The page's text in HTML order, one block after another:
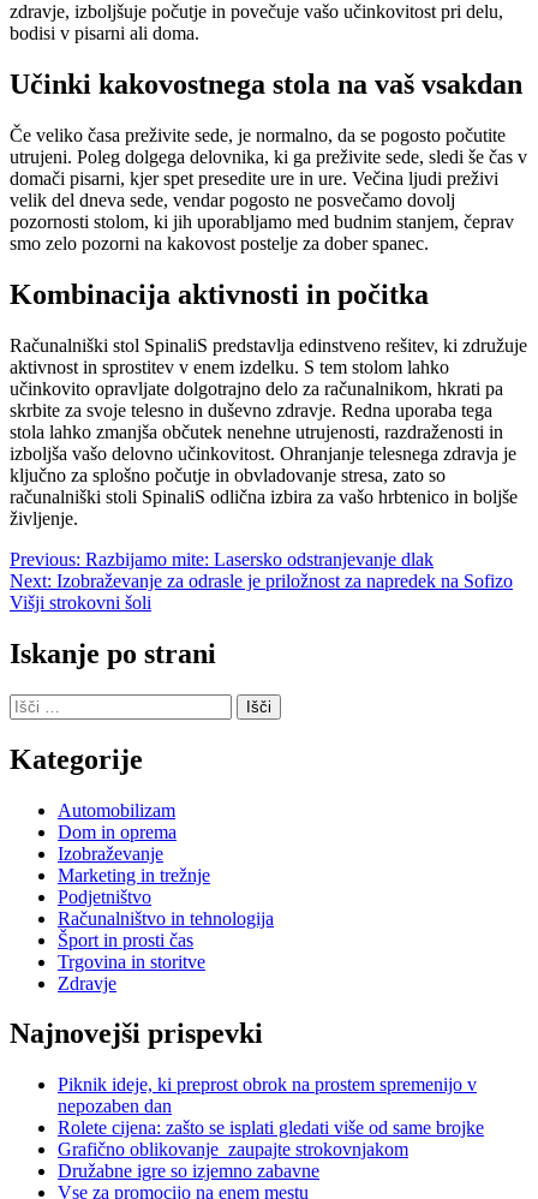
zdravje, izboljšuje počutje in povečuje vašo učinkovitost pri delu,
bodisi v pisarni ali doma.
Učinki kakovostnega stola na vaš vsakdan
Če veliko časa preživite sede, je normalno, da se pogosto počutite
utrujeni. Poleg dolgega delovnika, ki ga preživite sede, sledi še čas v
domači pisarni, kjer spet presedite ure in ure. Večina ljudi preživi
velik del dneva sede, vendar pogosto ne posvečamo dovolj
pozornosti stolom, ki jih uporabljamo med budnim stanjem, čeprav
smo zelo pozorni na kakovost postelje za dober spanec.
Kombinacija aktivnosti in počitka
Računalniški stol SpinaliS predstavlja edinstveno rešitev, ki združuje
aktivnost in sprostitev v enem izdelku. S tem stolom lahko
učinkovito opravljate dolgotrajno delo za računalnikom, hkrati pa
skrbite za svoje telesno in duševno zdravje. Redna uporaba tega
stola lahko zmanjša občutek nenehne utrujenosti, razdraženosti in
izboljša vašo delovno učinkovitost. Ohranjanje telesnega zdravja je
ključno za splošno počutje in obvladovanje stresa, zato so
računalniški stoli SpinaliS odlična izbira za vašo hrbtenico in boljše
življenje.
Navigacija
prispevka
Previous: Razbijamo mite: Lasersko odstranjevanje dlak
Next: Izobraževanje za odrasle je priložnost za napredek na Sofizo
Višji strokovni šoli
Iskanje po strani
Išči:
Kategorije
Automobilizam
Dom in oprema
Izobraževanje
Marketing in trežnje
Podjetništvo
Računalništvo in tehnologija
Šport in prosti čas
Trgovina in storitve
Zdravje
Najnovejši prispevki
Piknik ideje, ki preprost obrok na prostem spremenijo v
nepozaben dan
Rolete cijena: zašto se isplati gledati više od same brojke
Grafično oblikovanje zaupajte strokovnjakom
Družabne igre so izjemno zabavne
Vse za promocijo na enem mestu